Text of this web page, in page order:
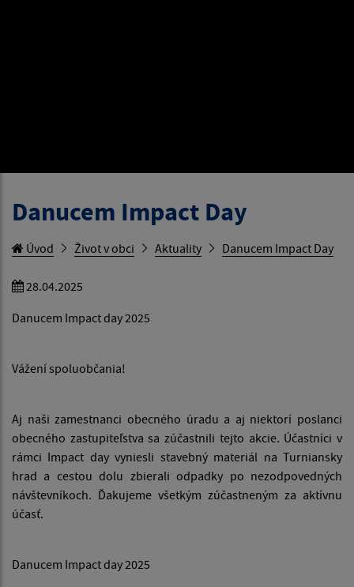
Danucem Impact Day
Úvod Život v obci Aktuality Danucem Impact Day
28.04.2025
Danucem Impact day 2025
Vážení spoluobčania!
Aj naši zamestnanci obecného úradu a aj niektorí poslanci
obecného zastupiteľstva sa zúčastnili tejto akcie. Účastníci v
rámci Impact day vyniesli stavebný materiál na Turniansky
hrad a cestou dolu zbierali odpadky po nezodpovedných
návštevníkoch. Ďakujeme všetkým zúčastneným za aktívnu
účasť.
Danucem Impact day 2025